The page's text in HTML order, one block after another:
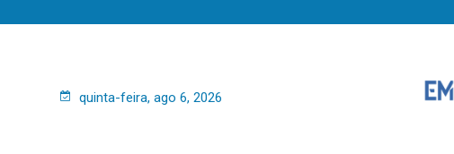
quinta-feira, ago 6, 2026